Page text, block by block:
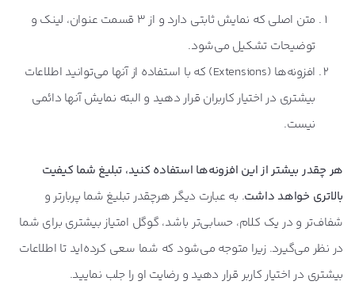
متن اصلی که نمایش ثابتی دارد و از 3 قسمت عنوان، لینک و
توضیحات تشکیل می‌شود.
افزونه‌ها (Extensions) که با استفاده از آنها می‌توانید اطلاعات
بیشتری در اختیار کاربران قرار دهید و البته نمایش آنها دائمی
نیست.
هر چقدر بیشتر از این افزونه‌ها استفاده کنید، تبلیغ شما کیفیت
بالاتری خواهد داشت. به عبارت دیگر هرچقدر تبلیغ شما پربارتر و
شفاف‌تر و در یک کلام، حسابی‌تر باشد، گوگل امتیاز بیشتری برای شما
در نظر می‌گیرد. زیرا متوجه می‌شود که شما سعی کرده‌اید تا اطلاعات
بیشتری در اختیار کاربر قرار دهید و رضایت او را جلب نمایید.